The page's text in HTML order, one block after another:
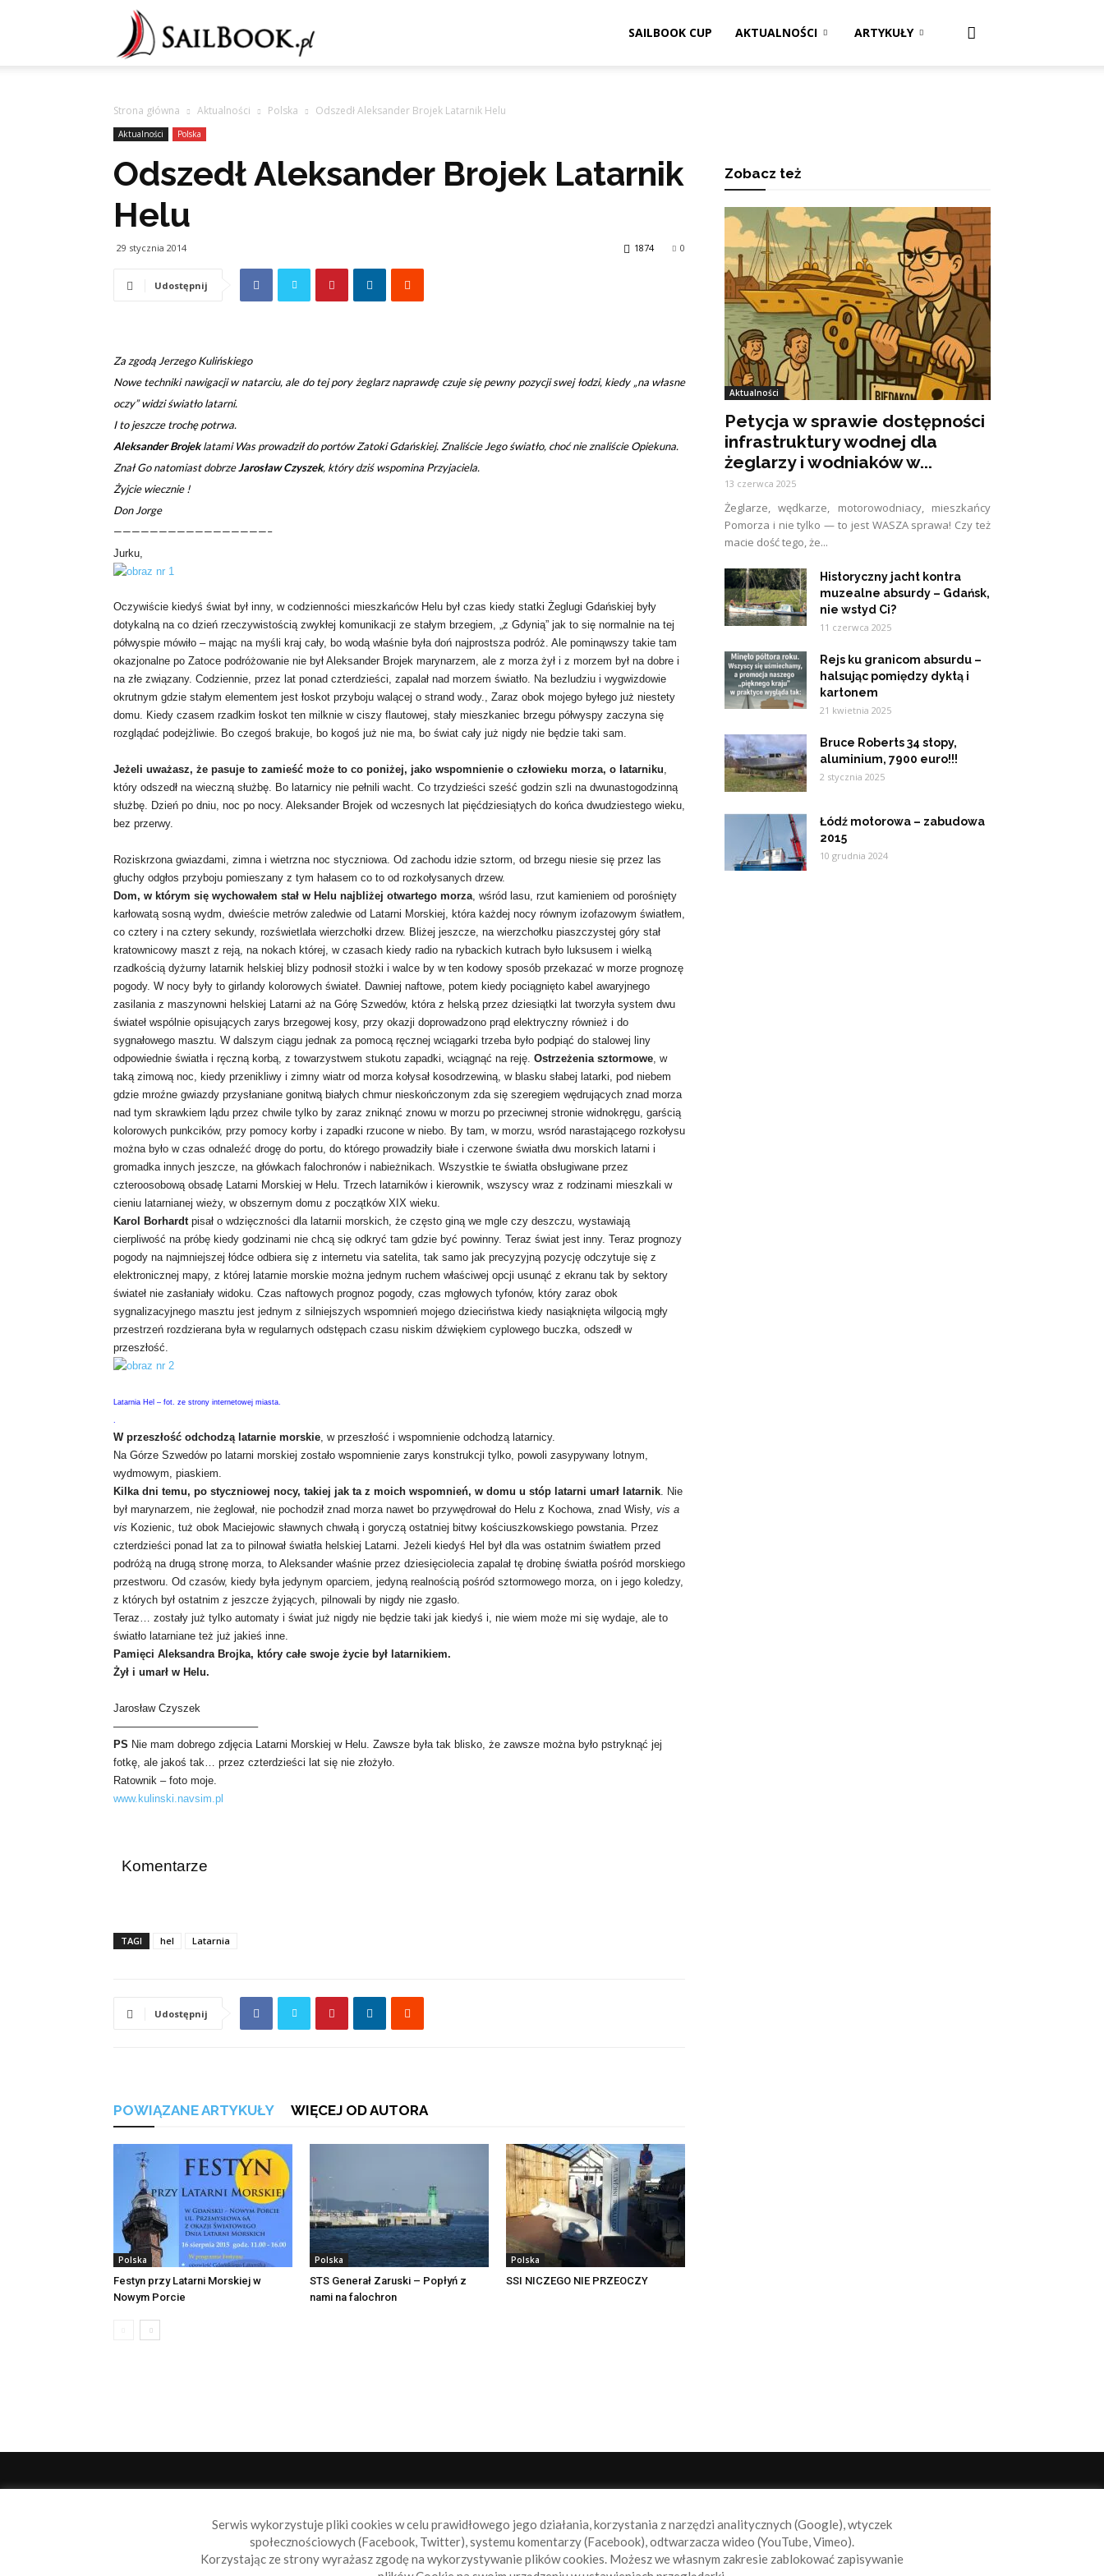
SAILBOOK CUP AKTUALNOŚCI ARTYKUŁY
Strona główna Aktualności Polska Odszedł Aleksander Brojek Latarnik Helu
Aktualności Polska
Odszedł Aleksander Brojek Latarnik
Helu
29 stycznia 2014 0
1874
Udostępnij
Za zgodą Jerzego Kulińskiego
Nowe techniki nawigacji w natarciu, ale do tej pory żeglarz naprawdę czuje się pewny pozycji swej łodzi, kiedy „na własne
oczy” widzi światło latarni.
I to jeszcze trochę potrwa.
Aleksander Brojeklatami Was prowadził do portów Zatoki Gdańskiej. Znaliście Jego światło, choć nie znaliście Opiekuna.
Znał Go natomiast dobrzeJarosław Czyszek, który dziś wspomina Przyjaciela.
Żyjcie wiecznie !
Don Jorge
—————————————————–
Jurku,
Oczywiście kiedyś świat był inny, w codzienności mieszkańców Helu był czas kiedy statki Żeglugi Gdańskiej były
dotykalną na co dzień rzeczywistością zwykłej komunikacji ze stałym brzegiem, „z Gdynią” jak to się normalnie na tej
półwyspie mówiło – mając na myśli kraj cały, bo wodą właśnie była doń najprostsza podróż. Ale pominąwszy takie tam
okazjonalne po Zatoce podróżowanie nie był Aleksander Brojek marynarzem, ale z morza żył i z morzem był na dobre i
na złe związany. Codziennie, przez lat ponad czterdzieści, zapalał nad morzem światło. Na bezludziu i wygwizdowie
okrutnym gdzie stałym elementem jest łoskot przyboju walącej o strand wody., Zaraz obok mojego byłego już niestety
domu. Kiedy czasem rzadkim łoskot ten milknie w ciszy flautowej, stały mieszkaniec brzegu półwyspy zaczyna się
rozglądać podejżliwie. Bo czegoś brakuje, bo kogoś już nie ma, bo świat cały już nigdy nie będzie taki sam.
Jeżeli uważasz, że pasuje to zamieść może to co poniżej, jako wspomnienie o człowieku morza, o latarniku,
który odszedł na wieczną służbę. Bo latarnicy nie pełnili wacht. Co trzydzieści sześć godzin szli na dwunastogodzinną
służbę. Dzień po dniu, noc po nocy. Aleksander Brojek od wczesnych lat pięćdziesiątych do końca dwudziestego wieku,
bez przerwy.
Roziskrzona gwiazdami, zimna i wietrzna noc styczniowa. Od zachodu idzie sztorm, od brzegu niesie się przez las
głuchy odgłos przyboju pomieszany z tym hałasem co to od rozkołysanych drzew.
Dom, w którym się wychowałem stał w Helu najbliżej otwartego morza, wśród lasu, rzut kamieniem od porośnięty
karłowatą sosną wydm, dwieście metrów zaledwie od Latarni Morskiej, która każdej nocy równym izofazowym światłem,
co cztery i na cztery sekundy, rozświetlała wierzchołki drzew. Bliżej jeszcze, na wierzchołku piaszczystej góry stał
kratownicowy maszt z reją, na nokach której, w czasach kiedy radio na rybackich kutrach było luksusem i wielką
rzadkością dyżurny latarnik helskiej blizy podnosił stożki i walce by w ten kodowy sposób przekazać w morze prognozę
pogody. W nocy były to girlandy kolorowych świateł. Dawniej naftowe, potem kiedy pociągnięto kabel awaryjnego
zasilania z maszynowni helskiej Latarni aż na Górę Szwedów, która z helską przez dziesiątki lat tworzyła system dwu
świateł wspólnie opisujących zarys brzegowej kosy, przy okazji doprowadzono prąd elektryczny również i do
sygnałowego masztu. W dalszym ciągu jednak za pomocą ręcznej wciągarki trzeba było podpiąć do stalowej liny
odpowiednie światła i ręczną korbą, z towarzystwem stukotu zapadki, wciągnąć na reję. Ostrzeżenia sztormowe, w
taką zimową noc, kiedy przenikliwy i zimny wiatr od morza kołysał kosodrzewiną, w blasku słabej latarki, pod niebem
gdzie mroźne gwiazdy przysłaniane gonitwą białych chmur nieskończonym zda się szeregiem wędrujących znad morza
nad tym skrawkiem lądu przez chwile tylko by zaraz zniknąć znowu w morzu po przeciwnej stronie widnokręgu, garścią
kolorowych punkcików, przy pomocy korby i zapadki rzucone w niebo. By tam, w morzu, wsród narastającego rozkołysu
można było w czas odnaleźć drogę do portu, do którego prowadziły białe i czerwone światła dwu morskich latarni i
gromadka innych jeszcze, na główkach falochronów i nabieżnikach. Wszystkie te światła obsługiwane przez
czteroosobową obsadę Latarni Morskiej w Helu. Trzech latarników i kierownik, wszyscy wraz z rodzinami mieszkali w
cieniu latarnianej wieży, w obszernym domu z początków XIX wieku.
Karol Borhardtpisał o wdzięczności dla latarnii morskich, że często giną we mgle czy deszczu, wystawiają
cierpliwość na próbę kiedy godzinami nie chcą się odkryć tam gdzie być powinny. Teraz świat jest inny. Teraz prognozy
pogody na najmniejszej łódce odbiera się z internetu via satelita, tak samo jak precyzyjną pozycję odczytuje się z
elektronicznej mapy, z której latarnie morskie można jednym ruchem właściwej opcji usunąć z ekranu tak by sektory
świateł nie zasłaniały widoku. Czas naftowych prognoz pogody, czas mgłowych tyfonów, który zaraz obok
sygnalizacyjnego masztu jest jednym z silniejszych wspomnień mojego dzieciństwa kiedy nasiąknięta wilgocią mgły
przestrzeń rozdzierana była w regularnych odstępach czasu niskim dźwiękiem cyplowego buczka, odszedł w
przeszłość.
Latarnia Hel – fot. ze strony internetowej miasta.
.
W przeszłość odchodzą latarnie morskie, w przeszłość i wspomnienie odchodzą latarnicy.
Na Górze Szwedów po latarni morskiej zostało wspomnienie zarys konstrukcji tylko, powoli zasypywany lotnym,
wydmowym, piaskiem.
Kilka dni temu, po styczniowej nocy, takiej jak ta z moich wspomnień, w domu u stóp latarni umarł latarnik. Nie
był marynarzem, nie żeglował, nie pochodził znad morza nawet bo przywędrował do Helu z Kochowa, znad Wisły, vis a
vis Kozienic, tuż obok Maciejowic sławnych chwałą i goryczą ostatniej bitwy kościuszkowskiego powstania. Przez
czterdzieści ponad lat za to pilnował światła helskiej Latarni. Jeżeli kiedyś Hel był dla was ostatnim światłem przed
podróżą na drugą stronę morza, to Aleksander właśnie przez dziesięciolecia zapalał tę drobinę światła pośród morskiego
przestworu. Od czasów, kiedy była jedynym oparciem, jedyną realnością pośród sztormowego morza, on i jego koledzy,
z których był ostatnim z jeszcze żyjących, pilnowali by nigdy nie zgasło.
Teraz… zostały już tylko automaty i świat już nigdy nie będzie taki jak kiedyś i, nie wiem może mi się wydaje, ale to
światło latarniane też już jakieś inne.
Pamięci Aleksandra Brojka, który całe swoje życie był latarnikiem.
Żył i umarł w Helu.
Jarosław Czyszek
—————————————–
PS Nie mam dobrego zdjęcia Latarni Morskiej w Helu. Zawsze była tak blisko, że zawsze można było pstryknąć jej
fotkę, ale jakoś tak… przez czterdzieści lat się nie złożyło.
Ratownik – foto moje.
www.kulinski.navsim.pl
Komentarze
TAGI hel Latarnia
Udostępnij
POWIĄZANE ARTYKUŁY WIĘCEJ OD AUTORA
Polska
Festyn przy Latarni Morskiej w
Nowym Porcie
Polska
STS Generał Zaruski – Popłyń z
nami na falochron
Polska
SSI NICZEGO NIE PRZEOCZY
Zobacz też
Aktualności
Petycja w sprawie dostępności
infrastruktury wodnej dla
żeglarzy i wodniaków w...
13 czerwca 2025
Żeglarze, wędkarze, motorowodniacy, mieszkańcy
Pomorza i nie tylko — to jest WASZA sprawa! Czy też
macie dość tego, że...
Historyczny jacht kontra
muzealne absurdy – Gdańsk,
nie wstyd Ci?
11 czerwca 2025
Rejs ku granicom absurdu –
halsując pomiędzy dyktą i
kartonem
21 kwietnia 2025
Bruce Roberts 34 stopy,
aluminium, 7900 euro!!!
2 stycznia 2025
Łódź motorowa – zabudowa
2015
10 grudnia 2024
Sailbook.pl to miejsce dla wszystkich, którzy szukają aktualnych
wiadomości ze świata żeglarstwa, świata motorowodniactwa i
Serwis wykorzystuje pliki cookies w celu prawidłowego jego działania, korzystania z narzędzi analitycznych (Google), wtyczek
społecznościowych (Facebook, Twitter), systemu komentarzy (Facebook), odtwarzacza wideo (YouTube, Vimeo).
Korzystając ze strony wyrażasz zgodę na wykorzystywanie plików cookies. Możesz we własnym zakresie zablokować zapisywanie